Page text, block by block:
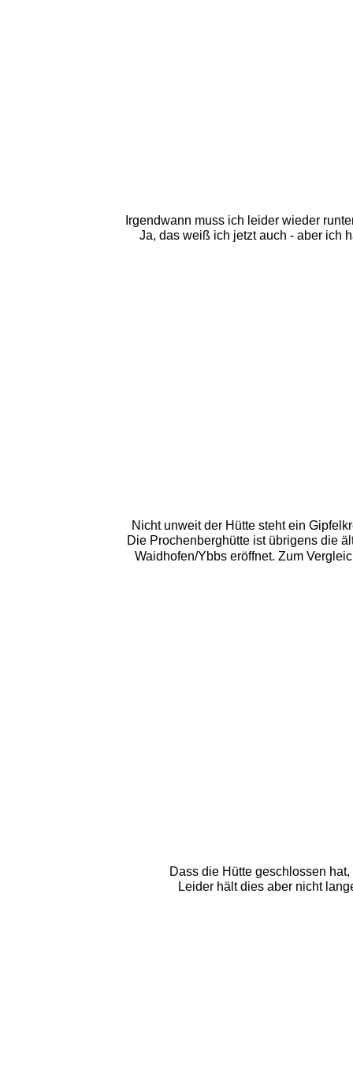
Irgendwann muss ich leider wieder
Ja, das weiß ich jetzt auch - aber ich
Dass die Hütte geschlossen
Leider hält dies aber nicht
Nicht unweit der Hütte steht ein
Die Prochenberghütte ist übrigens die
Waidhofen/Ybbs eröffnet. Zum